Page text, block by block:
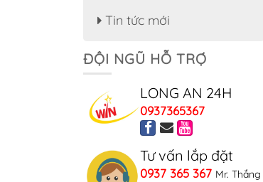
Tin tức mới
ĐỘI NGŨ HỖ TRỢ
LONG AN 24H
0937365367
Tư vấn lắp đặt
0937 365 367 Mr. Thắng